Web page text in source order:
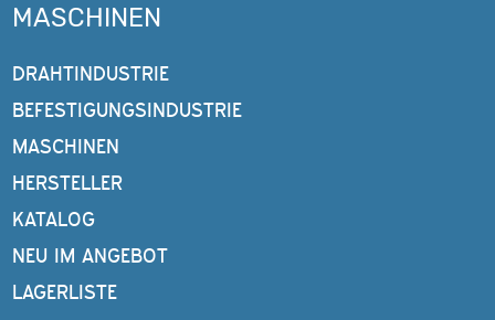
MASCHINEN
DRAHTINDUSTRIE
BEFESTIGUNGSINDUSTRIE
MASCHINEN
HERSTELLER
KATALOG
NEU IM ANGEBOT
LAGERLISTE